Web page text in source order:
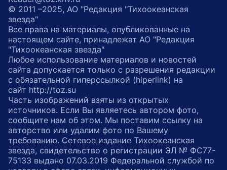
© 2011 –2025, АО "Редакция "Тихоокеанская
звезда"
Все права на материалы, опубликованные на
настоящем сайте, принадлежат АО "Редакция
"Тихоокеанская звезда"
Любое использование материалов и новостей
сайта допускается только с разрешения редакции
с обязательной гиперссылкой (hiperlink) на
сайт http://toz.su
Часть изображений взяты из открытых
источников. Если Вы являетесь автором фото,
сообщите нам об этом. Мы поставим ссылку на
авторство или удалим фото по Вашему
требованию. Сетевое издание Тихоокеанская
звезда, свидетельство о регистрации ЭЛ № ФС77-
75133 выдано 07.03.2019 Федеральной службой по